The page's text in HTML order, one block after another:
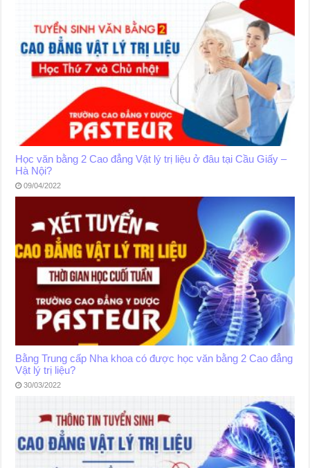
Học văn bằng 2 Cao đẳng Vật lý trị liệu ở đâu tại Cầu Giấy –
Hà Nội?
09/04/2022
Bằng Trung cấp Nha khoa có được học văn bằng 2 Cao đẳng
Vật lý trị liệu?
30/03/2022